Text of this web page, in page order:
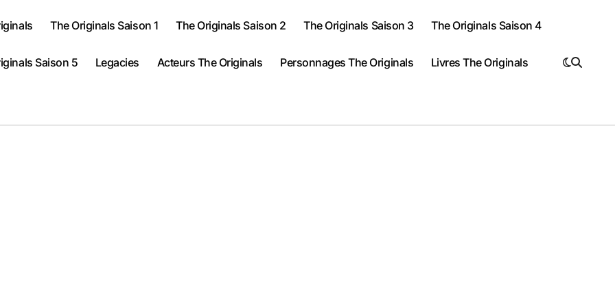
The Originals Saison 1 The Originals Saison 2 The Originals Saison 3 The Originals Saison 4
Saison 5 Legacies Acteurs The Originals Personnages The Originals Livres The Originals